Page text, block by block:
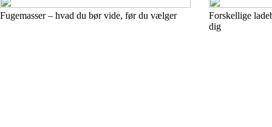
Fugemasser – hvad du bør vide, før du vælger
Forskellige
dig